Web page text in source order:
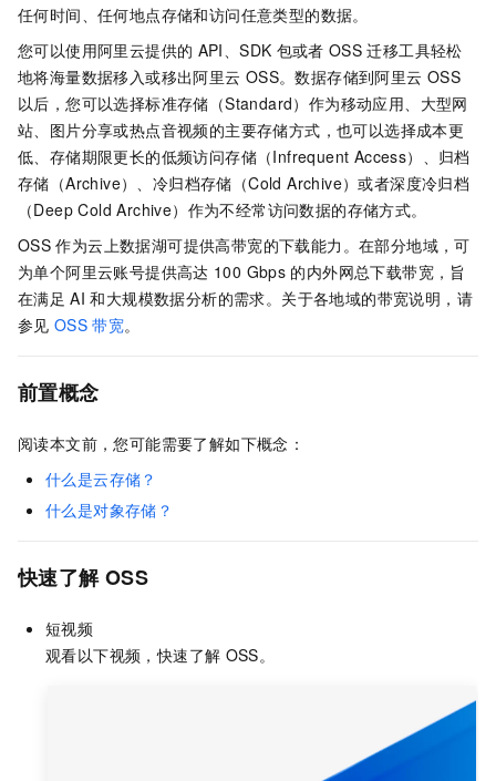
任何时间、任何地点存储和访问任意类型的数据。
您可以使用阿里云提供的 API、SDK 包或者 OSS 迁移工具轻松
地将海量数据移入或移出阿里云 OSS。数据存储到阿里云 OSS
以后，您可以选择标准存储（Standard）作为移动应用、大型网
站、图片分享或热点音视频的主要存储方式，也可以选择成本更
低、存储期限更长的低频访问存储（Infrequent Access）、归档
存储（Archive）、冷归档存储（Cold Archive）或者深度冷归档
（Deep Cold Archive）作为不经常访问数据的存储方式。
OSS 作为云上数据湖可提供高带宽的下载能力。在部分地域，可
为单个阿里云账号提供高达 100 Gbps 的内外网总下载带宽，旨
在满足 AI 和大规模数据分析的需求。关于各地域的带宽说明，请
参见 OSS 带宽。
前置概念
阅读本文前，您可能需要了解如下概念：
什么是云存储？
什么是对象存储？
快速了解 OSS
短视频
观看以下视频，快速了解 OSS。